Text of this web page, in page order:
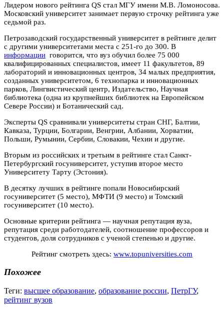
Лидером нового рейтинга QS стал МГУ имени М.В. Ломоносова.
Московский университет занимает первую строчку рейтинга уже
седьмой раз.
Петрозаводский государственный университет в рейтинге делит
с другими университетами места с 251-го до 300. В
информации говорится, что вуз обучил более 75 000
квалифицированных специалистов, имеет 11 факультетов, 89
лабораторий и инновационных центров, 34 малых предприятия,
созданных университетом, 6 технопарка и инновационных
парков, Лингвистический центр, Издательство, Научная
библиотека (одна из крупнейших библиотек на Европейском
Севере России) и Ботанический сад.
Эксперты QS сравнивали университеты стран СНГ, Балтии,
Кавказа, Турции, Болгарии, Венгрии, Албании, Хорватии,
Польши, Румынии, Сербии, Словакии, Чехии и другие.
Вторым из российских и третьим в рейтинге стал Санкт-
Петербургский госуниверситет, уступив второе место
Университету Тарту (Эстония).
В десятку лучших в рейтинге попали Новосибирский
госуниверситет (5 место), МФТИ (9 место) и Томский
госуниверситет (10 место).
Основные критерии рейтинга — научная репутация вуза,
репутация среди работодателей, соотношение профессоров и
студентов, доля сотрудников с ученой степенью и другие.
Рейтинг смотреть здесь: www.topuniversities.com
Похожее
Теги: высшее образование, образование россии, ПетрГУ,
рейтинг вузов